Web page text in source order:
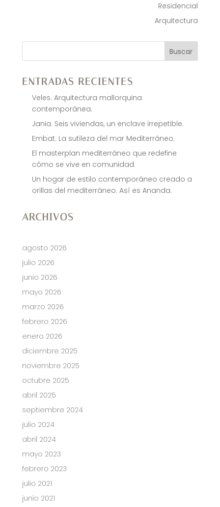
Residencial
Arquitectura
Buscar
ENTRADAS RECIENTES
Veles. Arquitectura mallorquina
contemporánea.
Jania. Seis viviendas, un enclave irrepetible.
Embat. La sutileza del mar Mediterráneo.
El masterplan mediterráneo que redefine
cómo se vive en comunidad.
Un hogar de estilo contemporáneo creado a
orillas del mediterráneo. Así es Ananda.
ARCHIVOS
agosto 2026
julio 2026
junio 2026
mayo 2026
marzo 2026
febrero 2026
enero 2026
diciembre 2025
noviembre 2025
octubre 2025
abril 2025
septiembre 2024
julio 2024
abril 2024
mayo 2023
febrero 2023
julio 2021
junio 2021